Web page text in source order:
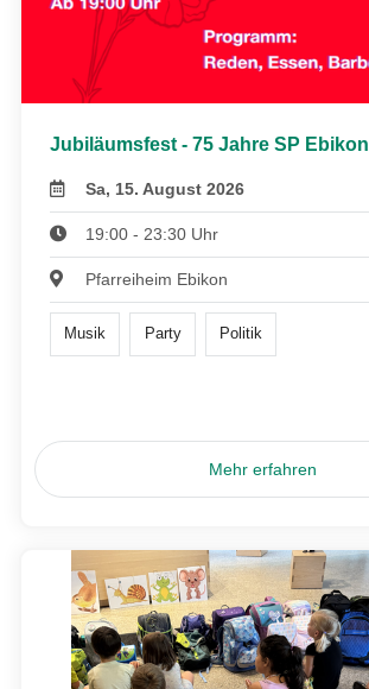
Jubiläumsfest - 75 Jahre SP Ebikon
Sa, 15. August 2026
19:00 - 23:30 Uhr
Pfarreiheim Ebikon
Musik Party Politik
Mehr erfahren